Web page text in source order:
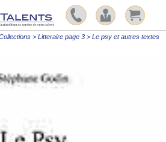
> Litteraire page 3 > Le psy et autres textes